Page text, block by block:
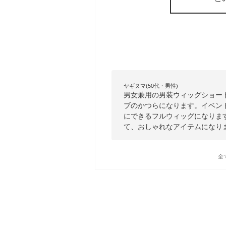
ヤギヌマ(50代・男性)
男女兼用の男装ウィッグショ
ブのかつらになります。イベ
にできるフルウィッグになり
て、おしゃれなアイテムになり
全